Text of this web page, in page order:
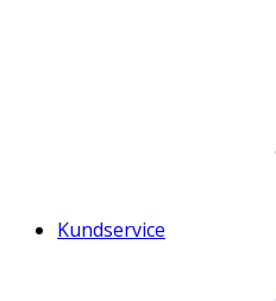
Kundservice